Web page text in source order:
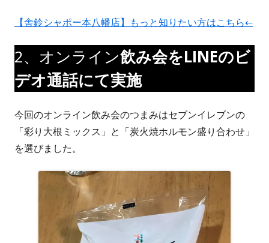
【舎鈴シャポー本八幡店】もっと知りたい方はこちら←
2、オンライン飲み会をLINEのビ
デオ通話にて実施
今回のオンライン飲み会のつまみはセブンイレブンの
「彩り大根ミックス」と「炭火焼ホルモン盛り合わせ」
を選びました。